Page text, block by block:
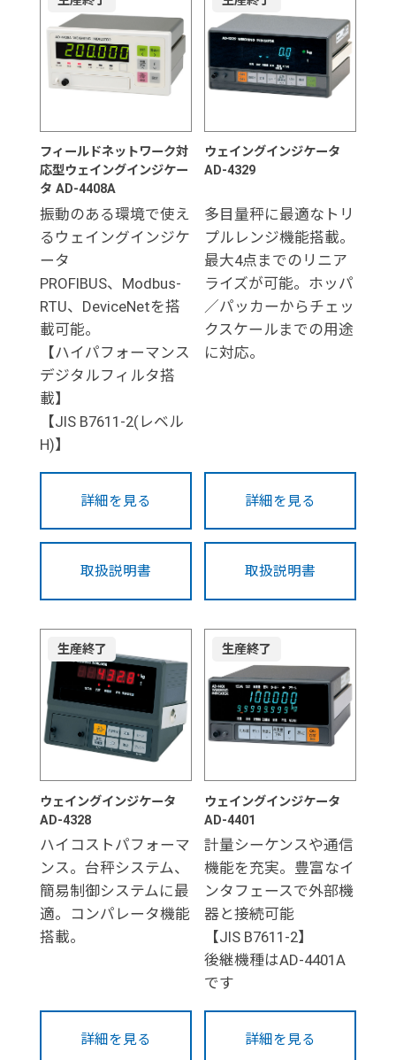
フィールドネットワーク対
応型ウェイングインジケー
タ AD-4408A
振動のある環境で使え
るウェイングインジケ
ータ
PROFIBUS、Modbus-
RTU、DeviceNetを搭
載可能。
【ハイパフォーマンス
デジタルフィルタ搭
載】
【JIS B7611-2(レベル
H)】
詳細を見る
取扱説明書
ウェイングインジケータ
AD-4329
多目量秤に最適なトリ
プルレンジ機能搭載。
最大4点までのリニア
ライズが可能。ホッパ
／パッカーからチェッ
クスケールまでの用途
に対応。
詳細を見る
取扱説明書
生産終了
ウェイングインジケータ
AD-4328
ハイコストパフォーマ
ンス。台秤システム、
簡易制御システムに最
適。コンパレータ機能
搭載。
詳細を見る
生産終了
ウェイングインジケータ
AD-4401
計量シーケンスや通信
機能を充実。豊富なイ
ンタフェースで外部機
器と接続可能
【JIS B7611-2】
後継機種はAD-4401A
です
詳細を見る